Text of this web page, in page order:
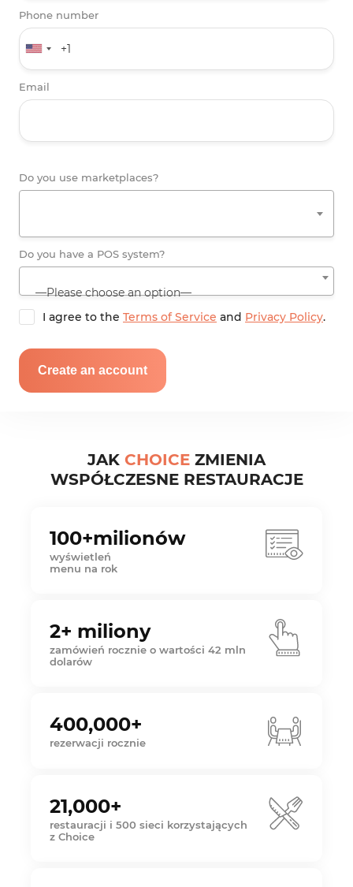
Phone number
Email
Do you use marketplaces?
Do you have a POS system?
—Please choose an option—
I agree to the Terms of Service and Privacy Policy.
Create an account
JAK CHOICE ZMIENIA
WSPÓŁCZESNE RESTAURACJE
100+milionów
wyświetleń
menu na rok
2+ miliony
zamówień rocznie o wartości 42 mln
dolarów
400,000+
rezerwacji rocznie
21,000+
restauracji i 500 sieci korzystających
z Choice